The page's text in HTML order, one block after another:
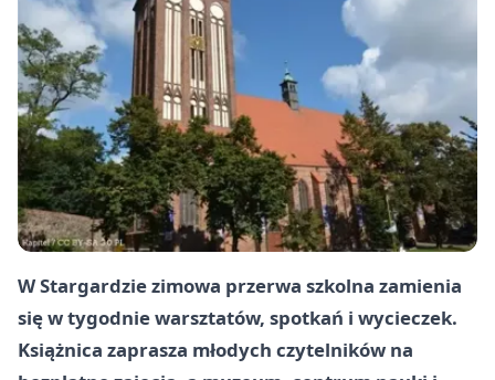
W Stargardzie zimowa przerwa szkolna zamienia
się w tygodnie warsztatów, spotkań i wycieczek.
Książnica zaprasza młodych czytelników na